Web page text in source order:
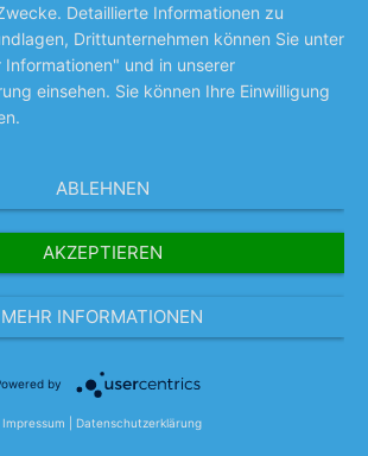
Besuchs automatisch gelöscht.
bleiben auf Ihrem
bis Sie diese selbst
erfolgt.
von uns (First-Party-Cookies)
stammen (sog.
Third-Party-Cookies
von Drittunternehmen
(z. B. Cookies zur
Detaillierte Informationen zu
Drittunternehmen können Sie unter
und in unserer
einsehen. Sie können Ihre Einwilligung
ABLEHNEN
AKZEPTIEREN
MEHR INFORMATIONEN
by
Impressum Datenschutzerklärung